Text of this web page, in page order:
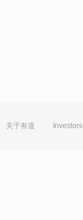
关于有道 Investors